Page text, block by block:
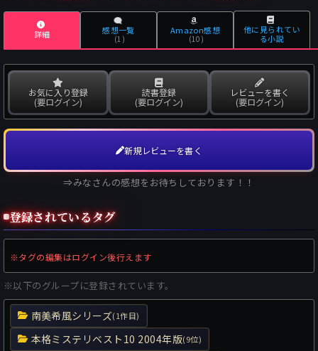
詳細 感想一覧
(1)
Amazon感想
(10)
他に見られてい
る小説
お気に入り登録
(要ログイン)
読書登録
(要ログイン)
レビューを書く
(要ログイン)
新規レビューを書く
⇒みなさんの感想をお待ちしております！！
登録されているタグ
※タグの編集はログイン後行えます
※以下のグループに登録されています。
南美希風シリーズ(1作目)
本格ミステリベスト10 2004年版(9位)